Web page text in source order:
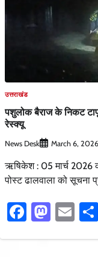
उत्तराखंड
पशुलोक बैराज के निकट
रेस्क्यू
News Desk March 6, 2026
ऋषिकेश : 05 मार्च 2026
पोस्ट ढालवाला को सूचना
Facebook